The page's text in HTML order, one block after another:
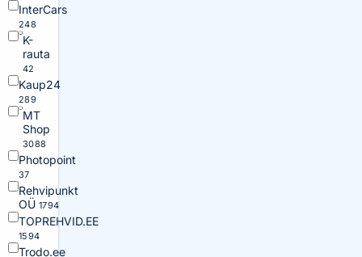
InterCars
248
K-
rauta
42
Kaup24
289
MT
Shop
3088
Photopoint
37
Rehvipunkt
OÜ 1794
TOPREHVID.EE
1594
Trodo.ee